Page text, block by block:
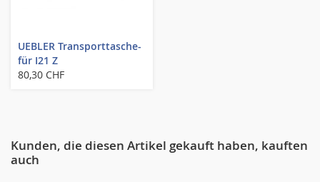
UEBLER Transporttasche-
für I21 Z
80,30 CHF
Kunden, die diesen Artikel gekauft haben, kauften
auch